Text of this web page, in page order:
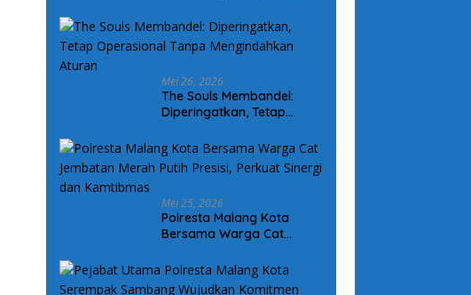
Keluarga Warga Kurang
Mampu
Mei 26, 2026
The Souls Membandel:
Diperingatkan, Tetap
Mengindahkan Aturan
Mei 25, 2026
Polresta Malang Kota
Bersama Warga Cat
Presisi, Perkuat Sinergi dan
Kamtibmas